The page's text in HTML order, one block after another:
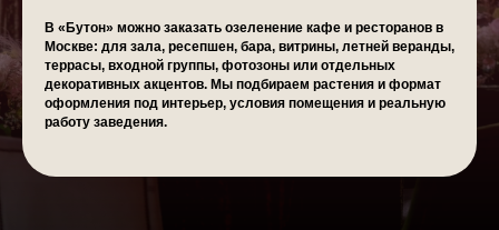
В «Бутон» можно заказать озеленение кафе и ресторанов в
Москве: для зала, ресепшен, бара, витрины, летней веранды,
террасы, входной группы, фотозоны или отдельных
декоративных акцентов. Мы подбираем растения и формат
оформления под интерьер, условия помещения и реальную
работу заведения.